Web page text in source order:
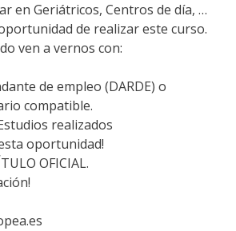
en Geriátricos, Centros de día, …
de realizar este curso.
ven a vernos con:
de empleo (DARDE) o
compatible.
realizados
oportunidad!
OFICIAL.